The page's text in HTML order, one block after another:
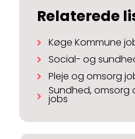
Relaterede
Køge Kommune
Social- og
Pleje og omsorg
Sundhed, omsorg
jobs